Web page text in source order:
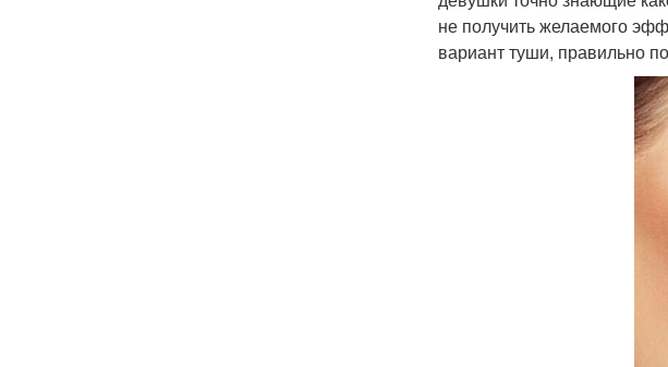
не получить желаемого
вариант туши, правильно